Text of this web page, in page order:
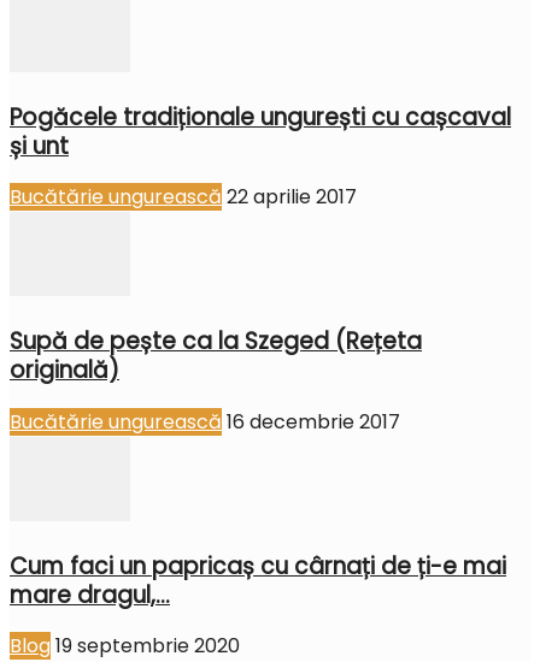
Pogăcele tradiționale ungurești cu cașcaval
și unt
Bucătărie ungurească 22 aprilie 2017
Supă de pește ca la Szeged (Rețeta
originală)
Bucătărie ungurească 16 decembrie 2017
Cum faci un papricaș cu cârnați de ți-e mai
mare dragul,...
Blog19 septembrie 2020